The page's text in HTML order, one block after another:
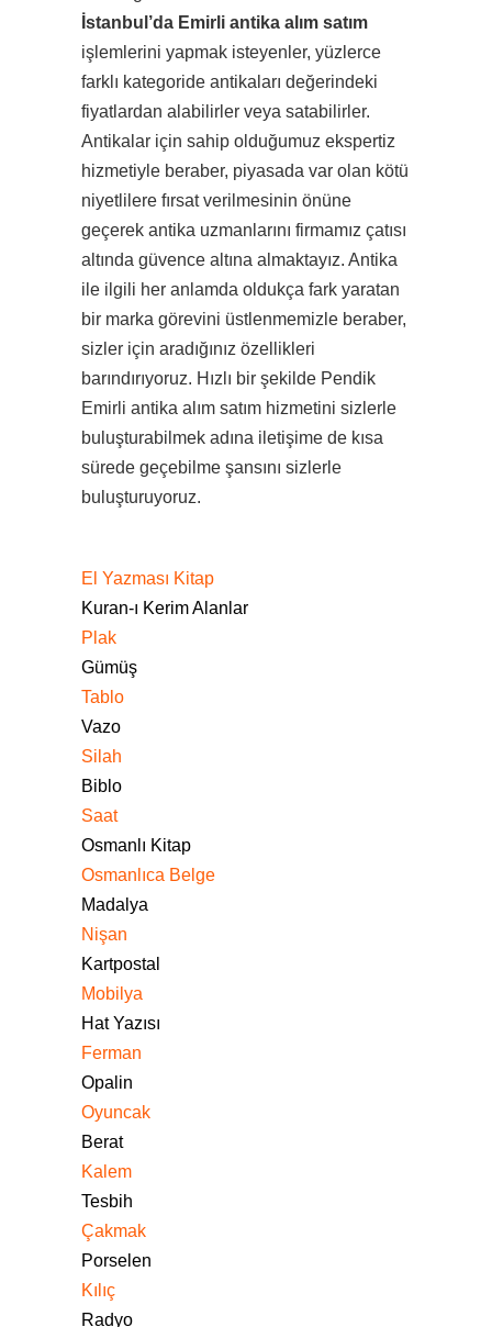
İstanbul’da Emirli antika alım satım
işlemlerini yapmak isteyenler, yüzlerce
farklı kategoride antikaları değerindeki
fiyatlardan alabilirler veya satabilirler.
Antikalar için sahip olduğumuz ekspertiz
hizmetiyle beraber, piyasada var olan kötü
niyetlilere fırsat verilmesinin önüne
geçerek antika uzmanlarını firmamız çatısı
altında güvence altına almaktayız. Antika
ile ilgili her anlamda oldukça fark yaratan
bir marka görevini üstlenmemizle beraber,
sizler için aradığınız özellikleri
barındırıyoruz. Hızlı bir şekilde Pendik
Emirli antika alım satım hizmetini sizlerle
buluşturabilmek adına iletişime de kısa
sürede geçebilme şansını sizlerle
buluşturuyoruz.
El Yazması Kitap
Kuran-ı Kerim Alanlar
Plak
Gümüş
Tablo
Vazo
Silah
Biblo
Saat
Osmanlı Kitap
Osmanlıca Belge
Madalya
Nişan
Kartpostal
Mobilya
Hat Yazısı
Ferman
Opalin
Oyuncak
Berat
Kalem
Tesbih
Çakmak
Porselen
Kılıç
Radyo